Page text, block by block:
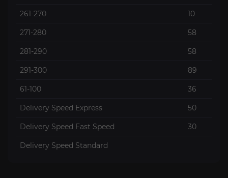
261-270 10
271-280 58
281-290 58
291-300 89
61-100 36
Delivery Speed Express 50
Delivery Speed Fast Speed 30
Delivery Speed Standard